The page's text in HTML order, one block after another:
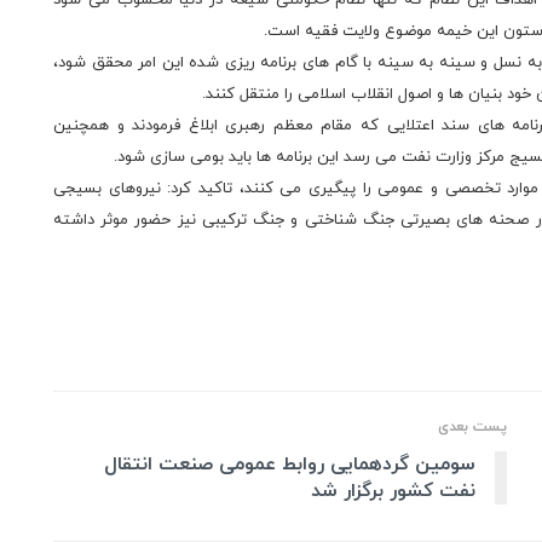
این خیمه موضوع ولایت فقیه است.
نسل و سینه به سینه با گام های برنامه ریزی شده این امر محقق شود،
خود بنیان ها و اصول انقلاب اسلامی را منتقل کنند.
های سند اعتلایی که مقام معظم رهبری ابلاغ فرمودند و همچنین
مرکز وزارت نفت می رسد این برنامه ها باید بومی سازی شود.
موارد تخصصی و عمومی را پیگیری می کنند، تاکید کرد: نیروهای بسیجی
صحنه های بصیرتی جنگ شناختی و جنگ ترکیبی نیز حضور موثر داشته
پست بعدی
سومین گردهمایی روابط عمومی صنعت انتقال
نفت کشور برگزار شد